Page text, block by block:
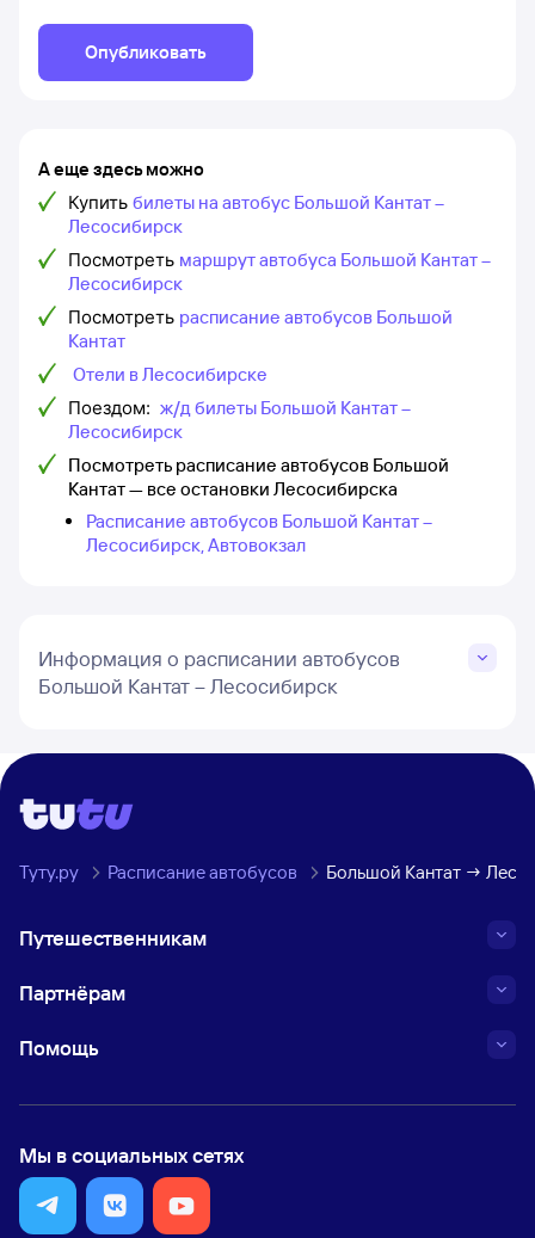
Опубликовать
А еще здесь можно
Купить билеты на автобус Большой Кантат –
Лесосибирск
Посмотреть маршрут автобуса Большой Кантат –
Лесосибирск
Посмотреть расписание автобусов Большой
Кантат
Отели в Лесосибирске
Поездом: ж/д билеты Большой Кантат –
Лесосибирск
Посмотреть расписание автобусов Большой
Кантат — все остановки Лесосибирска
Расписание автобусов Большой Кантат –
Лесосибирск, Автовокзал
Информация о расписании автобусов
Большой Кантат – Лесосибирск
Туту.ру Расписание автобусов Большой Кантат →
Путешественникам
Партнёрам
Помощь
Мы в социальных сетях